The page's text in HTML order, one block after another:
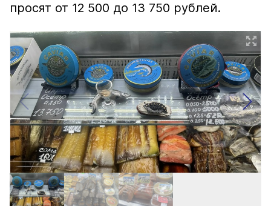
просят от 12 500 до 13 750 рублей.